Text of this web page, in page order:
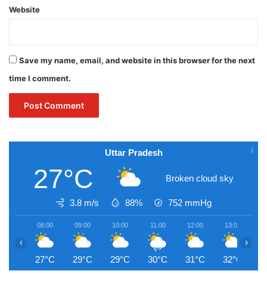
Website
Save my name, email, and website in this browser for the next
time I comment.
Uttar Pradesh
27°C Broken cloud sky
3.8 m/s 88% 752 mmHg
08:00
27°C
09:00
29°C
10:00
29°C
11:00
30°C
12:00
31°C
13:00
32°C
‹ ›